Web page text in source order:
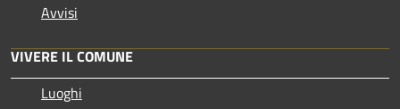
Avvisi
VIVERE IL COMUNE
Luoghi